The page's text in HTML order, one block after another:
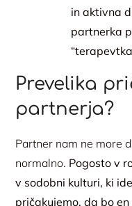
in aktivna
partnerka
Prevelika
partnerja?
Partner nam ne more
normalno. Pogosto v
v sodobni kulturi, ki
pričakujemo, da bo